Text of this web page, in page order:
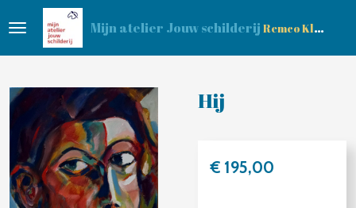
Ga
de
hoofdinhoud
Mijn atelier Jouw schilderij Remco Klop
Hij
€ 195,00